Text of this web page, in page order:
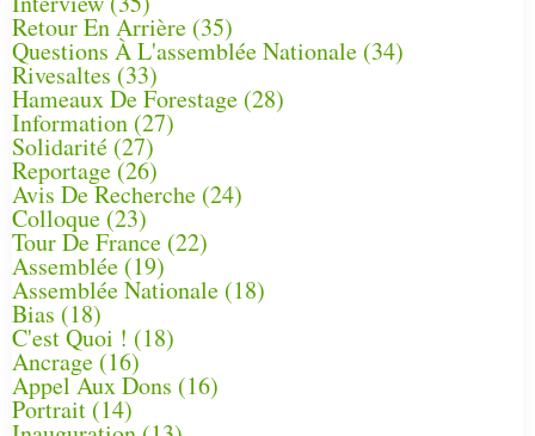
Retour En Arrière (35)
Questions À L'assemblée Nationale (34)
Rivesaltes (33)
Hameaux De Forestage (28)
Information (27)
Solidarité (27)
Reportage(26)
Avis De Recherche (24)
Colloque (23)
Tour De France (22)
Assemblée (19)
Assemblée Nationale (18)
Bias (18)
C'est Quoi ! (18)
Ancrage (16)
Appel Aux Dons (16)
Portrait (14)